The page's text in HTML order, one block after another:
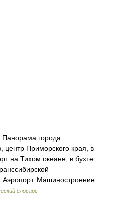
города.
Приморского края, в
на Тихом океане, в бухте
Машиностроение…
словарь